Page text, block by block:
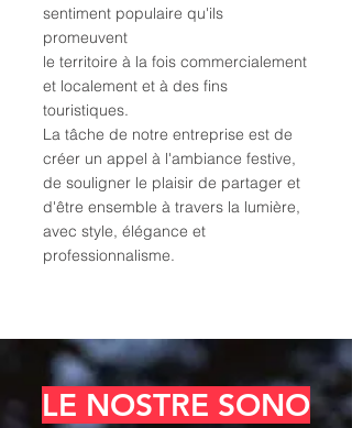
sentiment populaire qu'ils
promeuvent
le territoire à la fois commercialement
et localement et à des fins
touristiques.
La tâche de notre entreprise est de
créer un appel à l'ambiance festive,
de souligner le plaisir de partager et
d'être ensemble à travers la lumière,
avec style, élégance et
professionnalisme.
LE NOSTRE SONO